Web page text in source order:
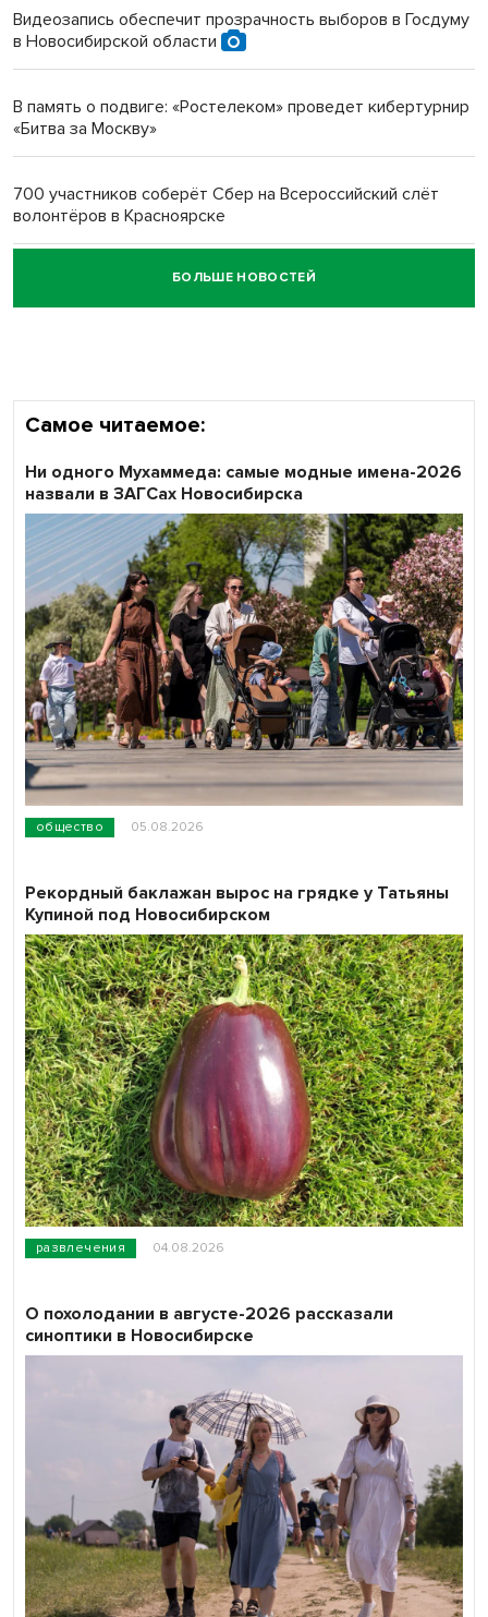
Новосибирский преподаватель с женой вошли в топ-16
Обновлённое отделение ВТБ открылось в Искитиме
Видеозапись обеспечит прозрачность выборов в Госдуму
в Новосибирской области
В память о подвиге: «Ростелеком» проведет кибертурнир
«Битва за Москву»
700 участников соберёт Сбер на Всероссийский слёт
волонтёров в Красноярске
Честный выбор: видеонаблюдение обеспечит
объективность результатов ЕДГ в Новосибирской
БОЛЬШЕ НОВОСТЕЙ
Самое читаемое:
общество 05.08.2026
Ни одного Мухаммеда: самые модные имена-2026
назвали в ЗАГСах Новосибирска
развлечения 04.08.2026
Рекордный баклажан вырос на грядке у Татьяны
Купиной под Новосибирском
О похолодании в августе-2026 рассказали
синоптики в Новосибирске